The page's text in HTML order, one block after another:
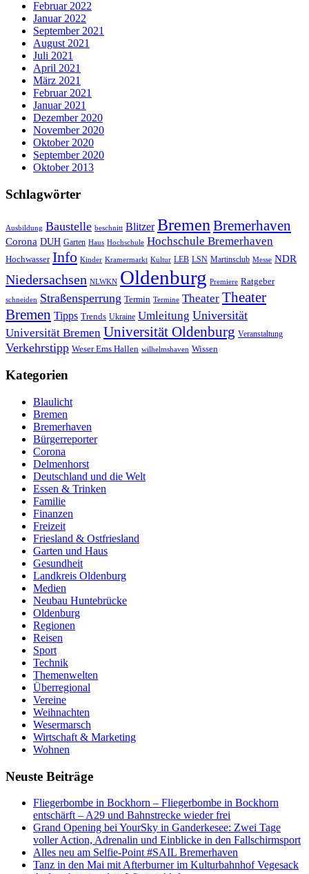
Februar 2022
Januar 2022
September 2021
August 2021
Juli 2021
April 2021
März 2021
Februar 2021
Januar 2021
Dezember 2020
November 2020
Oktober 2020
September 2020
Oktober 2013
Schlagwörter
Ausbildung Baustelle beschnitt Blitzer Bremen Bremerhaven
Corona DUH Garten Haus Hochschule Hochschule Bremerhaven
Hochwasser Info Kinder Kramermarkt Kultur LEB LSN Martinsclub Messe NDR
Niedersachsen NLWKN Oldenburg Premiere Ratgeber
schneiden Straßensperrung Termin Termine Theater Theater
Bremen Tipps Trends Ukraine Umleitung Universität
Universität Bremen Universität Oldenburg Veranstaltung
Verkehrstipp Weser Ems Hallen wilhelmshaven Wissen
Kategorien
Blaulicht
Bremen
Bremerhaven
Bürgerreporter
Corona
Delmenhorst
Deutschland und die Welt
Essen & Trinken
Familie
Finanzen
Freizeit
Friesland & Ostfriesland
Garten und Haus
Gesundheit
Landkreis Oldenburg
Medien
Neubau Huntebrücke
Oldenburg
Regionen
Reisen
Sport
Technik
Themenwelten
Überregional
Vereine
Weihnachten
Wesermarsch
Wirtschaft & Marketing
Wohnen
Neuste Beiträge
Fliegerbombe in Bockhorn – Fliegerbombe in Bockhorn
entschärft – A29 und Bahnstrecke wieder frei
Grand Opening bei YourSky in Ganderkesee: Zwei Tage
voller Action, Adrenalin und Einblicke in den Fallschirmsport
Alles neu am Selfie-Point #SAIL Bremerhaven
Tanz in den Mai mit Afterburner im Kulturbahnhof Vegesack